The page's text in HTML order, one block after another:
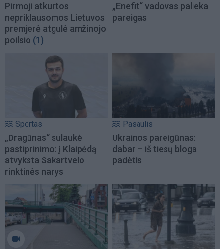
Pirmoji atkurtos
nepriklausomos Lietuvos
premjerė atgulė amžinojo
poilsio (1)
„Enefit“ vadovas palieka
pareigas
Sportas
„Dragūnas“ sulaukė
pastiprinimo: į Klaipėdą
atvyksta Sakartvelo
rinktinės narys
Pasaulis
Ukrainos pareigūnas:
dabar – iš tiesų bloga
padėtis